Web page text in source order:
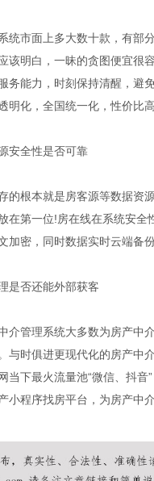
市面上多大数十款，有部
该明白，一昧的贪图便宜很
务能力，时刻保持清醒，避
明化，全国统一化，性价比
全性是否可靠
根本就是房客源等数据资
在第一位!房在线在系统安
加密，同时数据实时云端备
否还能外部获客
管理系统大多数为房产中
与时俱进更现代化的房产中
当下最火流量池“微信、抖
小程序找房平台，为房产中